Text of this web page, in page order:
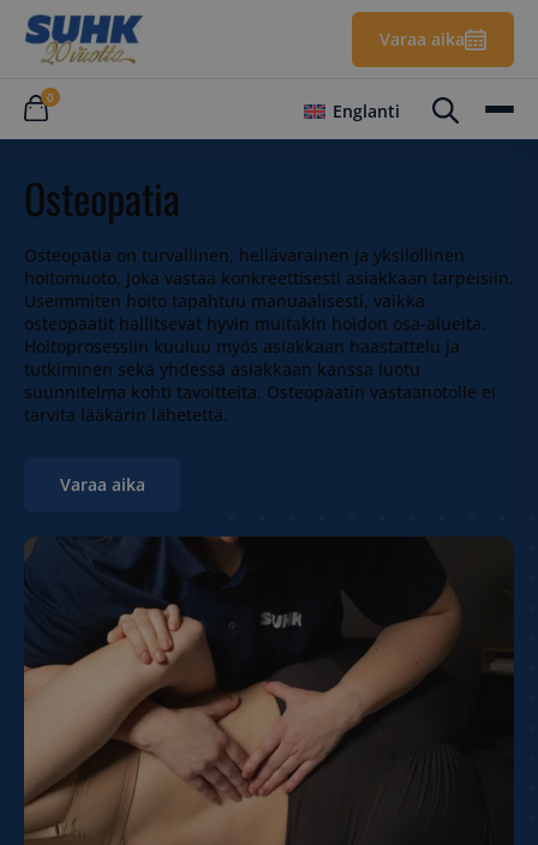
Varaa aika
0
Englanti
Osteopatia
Osteopatia on turvallinen, hellävarainen ja yksilöllinen
hoitomuoto, joka vastaa konkreettisesti asiakkaan tarpeisiin.
Useimmiten hoito tapahtuu manuaalisesti, vaikka
osteopaatit hallitsevat hyvin muitakin hoidon osa-alueita.
Hoitoprosessiin kuuluu myös asiakkaan haastattelu ja
tutkiminen sekä yhdessä asiakkaan kanssa luotu
suunnitelma kohti tavoitteita. Osteopaatin vastaanotolle ei
tarvita lääkärin lähetettä.
Varaa aika